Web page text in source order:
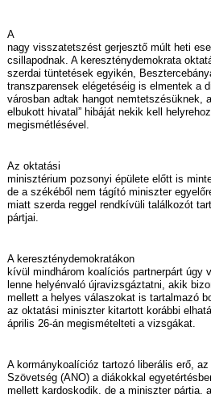
A
nagy visszatetszést gerjesztő múlt heti
csillapodnak. A kereszténydemokrata
szerdai tüntetések egyikén,
transzparensek elégetéséig is elmentek a
városban adtak hangot nemtetszésüknek,
elbukott hivatal” hibáját nekik kell
megismétlésével.
Az oktatási
minisztérium pozsonyi épülete előtt is
de a székéből nem tágító miniszter
miatt szerda reggel rendkívüli találkozót
pártjai.
A kereszténydemokratákon
kívül mindhárom koalíciós partnerpárt úgy
lenne helyénvaló újravizsgáztatni, akik
mellett a helyes válaszokat is tartalmazó
az oktatási miniszter kitartott korábbi
április 26-án megismételteti a vizsgákat.
A kormánykoalícióz tartozó liberális erő, az
Szövetség (ANO) a diákokkal
mellett kardoskodik, de a miniszter pártja,